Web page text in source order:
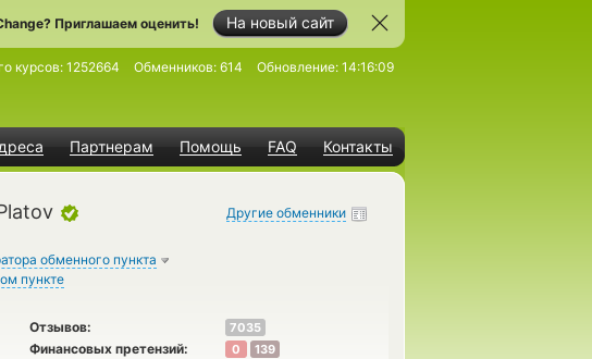
На новый сайт
Приглашаем оценить!
Партнерам Помощь FAQ Контакты
курсов: 1252664 Обменников: 614 Обновление: 14:16:09
обменного пункта
пункте
Другие обменники
Отзывов: 7035
Финансовых претензий: 0 139